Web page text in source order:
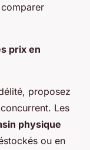
prix en
proposez
Les
physique
ou en